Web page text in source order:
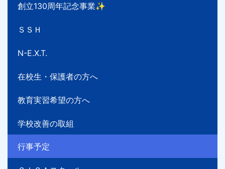
創立130周年記念事業✨
ＳＳＨ
N-E.X.T.
在校生・保護者の方へ
教育実習希望の方へ
学校改善の取組
行事予定